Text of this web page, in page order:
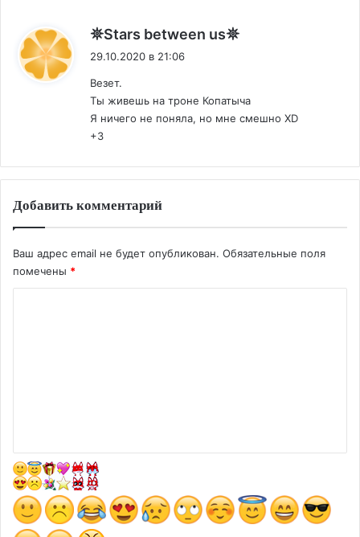
𖤓Stars between us𖤓
29.10.2020 в 21:06
Везет.
Ты живешь на троне Копатыча
Я ничего не поняла, но мне смешно ХD
+3
Добавить комментарий
Ваш адрес email не будет опубликован. Обязательные поля
помечены *
а
р
и